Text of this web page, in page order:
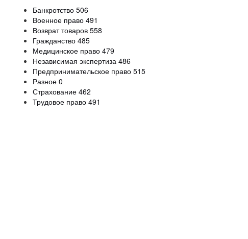
Банкротство 506
Военное право 491
Возврат товаров 558
Гражданство 485
Медицинское право 479
Независимая экспертиза 486
Предпринимательское право 515
Разное 0
Страхование 462
Трудовое право 491